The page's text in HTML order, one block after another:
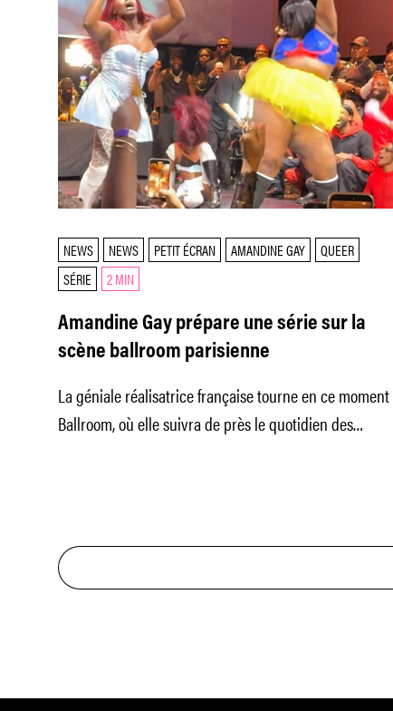
NEWS NEWS PETIT ÉCRAN AMANDINE GAY
QUEER
SÉRIE
2 MIN
Amandine Gay prépare une série sur la
scène ballroom parisienne
La géniale réalisatrice française tourne en ce moment
Ballroom, où elle suivra de près le quotidien des